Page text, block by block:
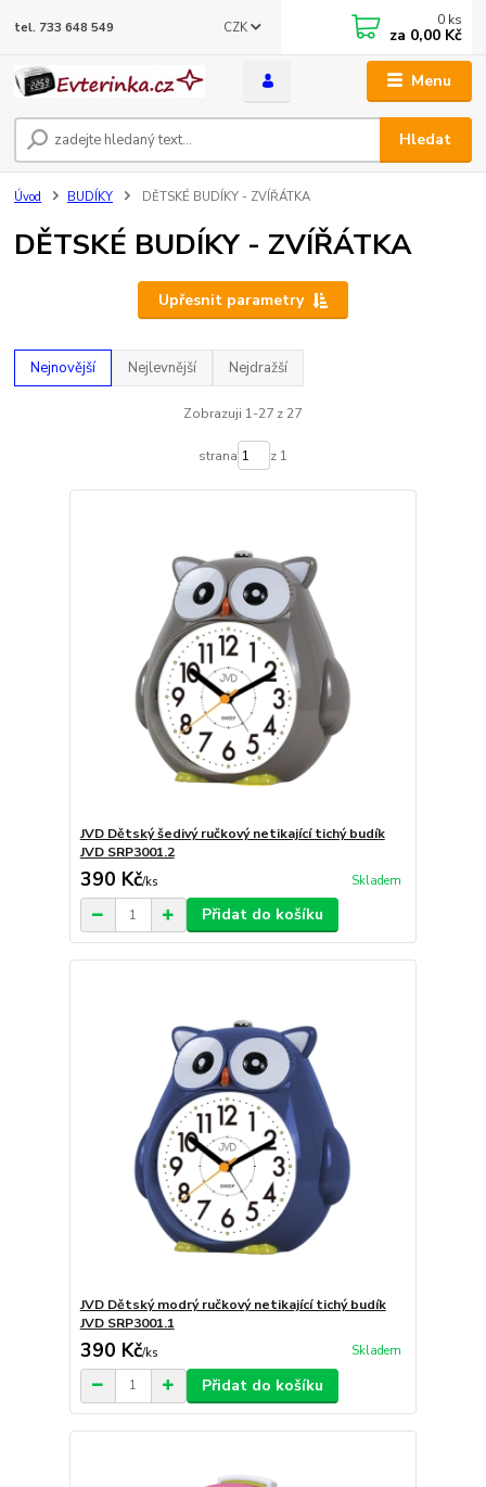
Menu
CZK
Hledat
tel. 733 648 549 0 ks
za 0,00 Kč
Úvod BUDÍKY DĚTSKÉ BUDÍKY - ZVÍŘÁTKA
DĚTSKÉ BUDÍKY - ZVÍŘÁTKA
Upřesnit parametry
Nejnovější Nejlevnější Nejdražší
Zobrazuji 1-27 z 27
strana z 1
JVD Dětský šedivý ručkový netikající tichý budík
JVD SRP3001.2
390 Kč/ks Skladem
Přidat do košíku
JVD Dětský modrý ručkový netikající tichý budík
JVD SRP3001.1
390 Kč/ks Skladem
Přidat do košíku